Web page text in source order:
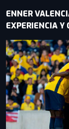
ENNER
EXPERIENCIA Y